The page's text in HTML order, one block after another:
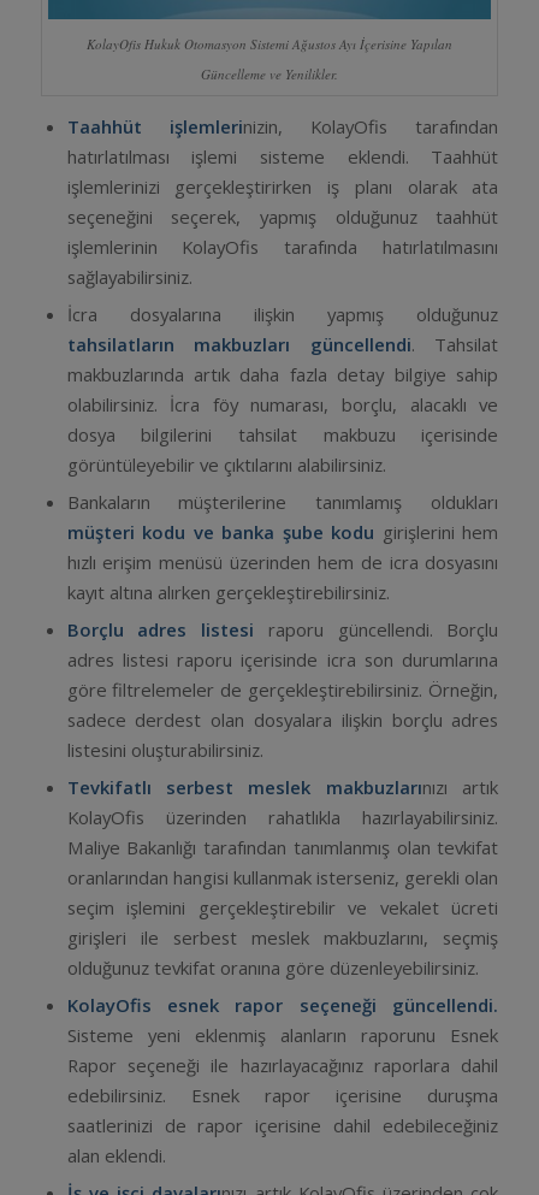
KolayOfis Hukuk Otomasyon Sistemi Ağustos Ayı İçerisine Yapılan
Güncelleme ve Yenilikler.
Taahhüt işlemlerinizin, KolayOfis tarafından
hatırlatılması işlemi sisteme eklendi. Taahhüt
işlemlerinizi gerçekleştirirken iş planı olarak ata
seçeneğini seçerek, yapmış olduğunuz taahhüt
işlemlerinin KolayOfis tarafında hatırlatılmasını
sağlayabilirsiniz.
İcra dosyalarına ilişkin yapmış olduğunuz
tahsilatların makbuzları güncellendi. Tahsilat
makbuzlarında artık daha fazla detay bilgiye sahip
olabilirsiniz. İcra föy numarası, borçlu, alacaklı ve
dosya bilgilerini tahsilat makbuzu içerisinde
görüntüleyebilir ve çıktılarını alabilirsiniz.
Bankaların müşterilerine tanımlamış oldukları
müşteri kodu ve banka şube kodu girişlerini hem
hızlı erişim menüsü üzerinden hem de icra dosyasını
kayıt altına alırken gerçekleştirebilirsiniz.
Borçlu adres listesi raporu güncellendi. Borçlu
adres listesi raporu içerisinde icra son durumlarına
göre filtrelemeler de gerçekleştirebilirsiniz. Örneğin,
sadece derdest olan dosyalara ilişkin borçlu adres
listesini oluşturabilirsiniz.
Tevkifatlı serbest meslek makbuzlarınızı artık
KolayOfis üzerinden rahatlıkla hazırlayabilirsiniz.
Maliye Bakanlığı tarafından tanımlanmış olan tevkifat
oranlarından hangisi kullanmak isterseniz, gerekli olan
seçim işlemini gerçekleştirebilir ve vekalet ücreti
girişleri ile serbest meslek makbuzlarını, seçmiş
olduğunuz tevkifat oranına göre düzenleyebilirsiniz.
KolayOfis esnek rapor seçeneği güncellendi.
Sisteme yeni eklenmiş alanların raporunu Esnek
Rapor seçeneği ile hazırlayacağınız raporlara dahil
edebilirsiniz. Esnek rapor içerisine duruşma
saatlerinizi de rapor içerisine dahil edebileceğiniz
alan eklendi.